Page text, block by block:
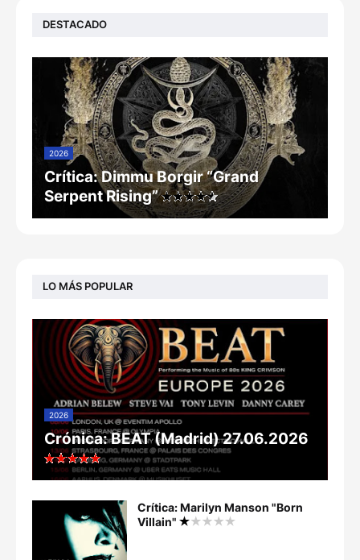
DESTACADO
2026
Crítica: Dimmu Borgir “Grand
Serpent Rising”
LO MÁS POPULAR
2026
Crónica: BEAT (Madrid) 27.06.2026
Crítica: Marilyn Manson "Born
Villain"